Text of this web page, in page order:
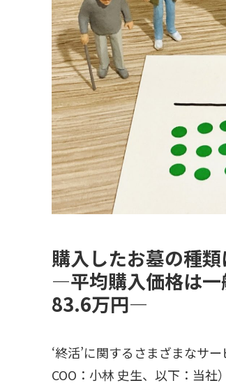
購入したお墓の種
—平均購入価格は
83.6万円—
‘終活’に関するさまざまなサ
COO：小林 史生、以下：当